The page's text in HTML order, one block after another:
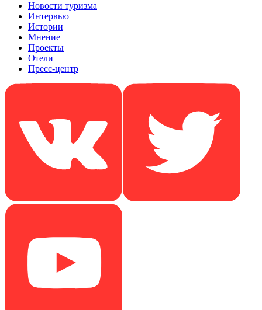
Новости туризма
Интервью
Истории
Мнение
Проекты
Отели
Пресс-центр